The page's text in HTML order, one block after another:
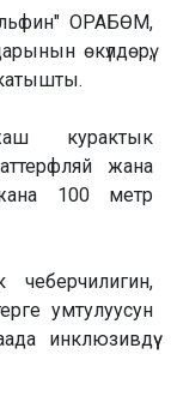
ОРАБӨМ,
өкүлдөрү,
курактык
жана
100 метр
чеберчилигин,
умтулуусун
инклюзивдүү